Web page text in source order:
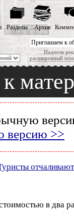
Приглашаем к
Надоела
расширенный
Разделы Архив
версию >>
в два